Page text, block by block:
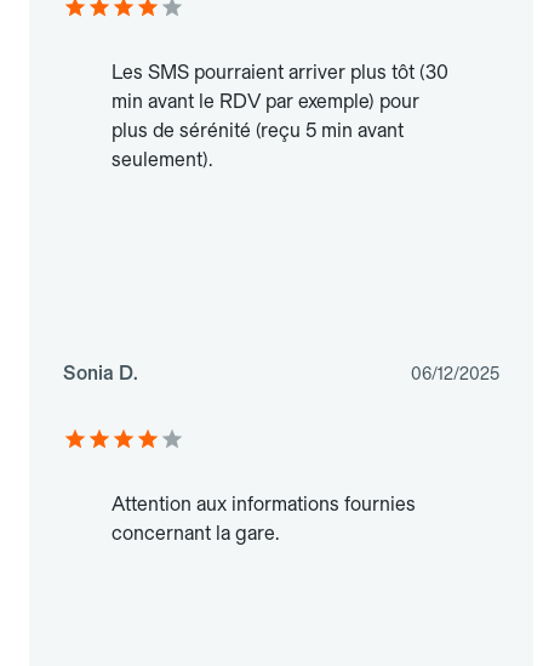
Les SMS pourraient arriver plus tôt (30
min avant le RDV par exemple) pour
plus de sérénité (reçu 5 min avant
seulement).
Sonia D. 06/12/2025
Attention aux informations fournies
concernant la gare.